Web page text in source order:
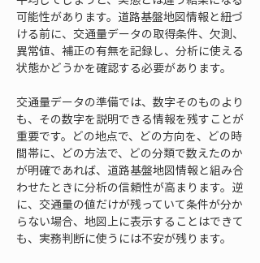
可能性があります。道路基盤地図情報と紐づ
ける前に、交通量データの取得条件、欠測、
異常値、補正の有無を記録し、分析に使える
状態かどうかを確認する必要があります。
交通量データの準備では、数字そのものより
も、その数字を説明できる情報を残すことが
重要です。どの地点で、どの方向を、どの時
間帯に、どの方法で、どの分類で数えたのか
が明確であれば、道路基盤地図情報と組み合
わせたときに分析の信頼性が高まります。逆
に、交通量の値だけが残っていて条件が分か
らない場合、地図上に表示することはできて
も、実務判断に使うには不安が残ります。